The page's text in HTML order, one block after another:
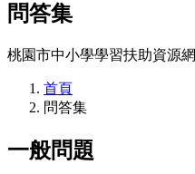
問答集
桃園市中小學學習扶助資源網
首頁
問答集
一般問題